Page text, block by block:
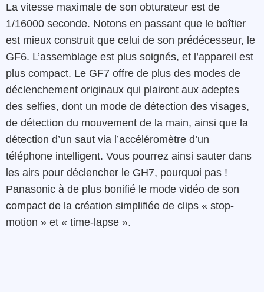
La vitesse maximale de son obturateur est de
1/16000 seconde. Notons en passant que le boîtier
est mieux construit que celui de son prédécesseur, le
GF6. L’assemblage est plus soignés, et l’appareil est
plus compact. Le GF7 offre de plus des modes de
déclenchement originaux qui plairont aux adeptes
des selfies, dont un mode de détection des visages,
de détection du mouvement de la main, ainsi que la
détection d’un saut via l’accéléromètre d’un
téléphone intelligent. Vous pourrez ainsi sauter dans
les airs pour déclencher le GH7, pourquoi pas !
Panasonic à de plus bonifié le mode vidéo de son
compact de la création simplifiée de clips « stop-
motion » et « time-lapse ».